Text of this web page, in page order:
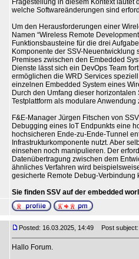
Fragestellung in diesem Kontext
welche Softwareänderungen sind
Um den Herausforderungen einer
Namen “Wireless Remote
Funktionsbausteine für die drei
Komponente der SSV-
Premises zwischen den Embedded
Dienste lässt sich ein DevOps Team
ermöglichen die WRD Services
einzelnen Embedded System eines
Durch den Umfang dieser
Testplattform als modulare Anwendung
F&E-Manager Jürgen Fitschen von
Debugging eines IoT Endpunkts eine
hochsicheren Ende-zu-Ende-Tunnel
Infrastrukturkomponente nutzt. Aber
einsehen noch manipulieren. Der
Datenübertragung zwischen dem
ähnliches Verfahren wird
gesicherte Remote Debug-Verbindung
Sie finden SSV auf der embedded
Posted: 16.03.2025, 14:49 Post
Hallo Forum.